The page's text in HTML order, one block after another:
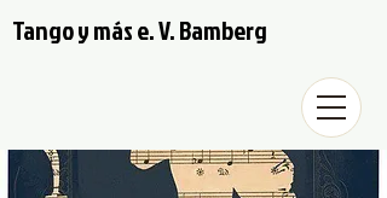
Tango y más e. V. Bamberg